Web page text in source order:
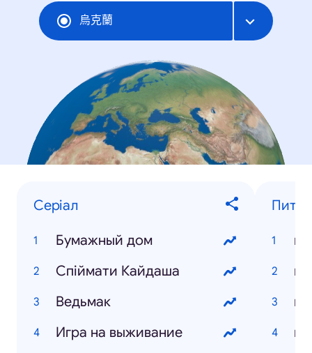
烏克蘭
Серіал
Бумажный дом
Спіймати Кайдаша
Ведьмак
Игра на выживание